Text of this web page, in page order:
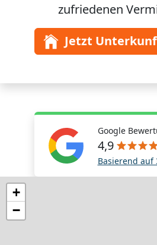
zufriedenen
Jetzt
Google
4,9
Basierend auf
+
−